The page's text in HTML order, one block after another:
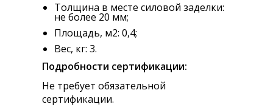
Толщина в месте силовой заделки:
не более 20 мм;
Площадь, м2: 0,4;
Вес, кг: 3.
Подробности сертификации:
Не требует обязательной
сертификации.